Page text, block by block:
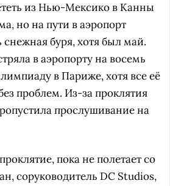
из Нью-Мексико в Канны
но на пути в аэропорт
снежная буря, хотя был май.
в аэропорту на восемь
в Париже, хотя все её
проблем. Из-за проклятия
прослушивание на
пока не полетает со
соруководитель DC Studios,